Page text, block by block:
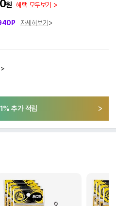
원 혜택 모두보기
자세히보기
1% 추가 적립